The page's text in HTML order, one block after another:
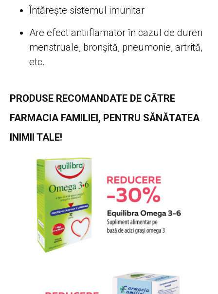
Întărește sistemul imunitar
Are efect antiiflamator în cazul de dureri
menstruale, bronșită, pneumonie, artrită,
etc.
PRODUSE RECOMANDATE DE CĂTRE
FARMACIA FAMILIEI, PENTRU SĂNĂTATEA
INIMII TALE!